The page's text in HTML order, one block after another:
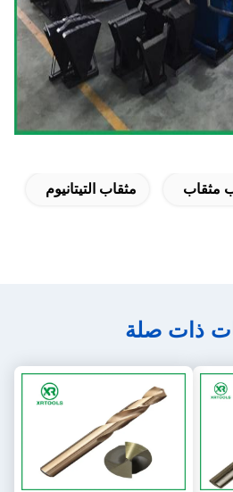
مثقاب مثقاب التيتانيوم
ذات صلة